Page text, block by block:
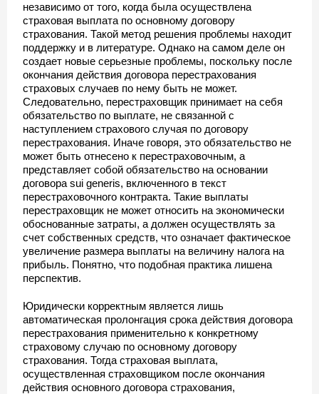
независимо от того, когда была осуществлена
страховая выплата по основному договору
страхования. Такой метод решения проблемы находит
поддержку и в литературе. Однако на самом деле он
создает новые серьезные проблемы, поскольку после
окончания действия договора перестрахования
страховых случаев по нему быть не может.
Следовательно, перестраховщик принимает на себя
обязательство по выплате, не связанной с
наступлением страхового случая по договору
перестрахования. Иначе говоря, это обязательство не
может быть отнесено к перестраховочным, а
представляет собой обязательство на основании
договора sui generis, включенного в текст
перестраховочного контракта. Такие выплаты
перестраховщик не может относить на экономически
обоснованные затраты, а должен осуществлять за
счет собственных средств, что означает фактическое
увеличение размера выплаты на величину налога на
прибыль. Понятно, что подобная практика лишена
перспектив.
Юридически корректным является лишь
автоматическая пролонгация срока действия договора
перестрахования применительно к конкретному
страховому случаю по основному договору
страхования. Тогда страховая выплата,
осуществленная страховщиком после окончания
действия основного договора страхования,